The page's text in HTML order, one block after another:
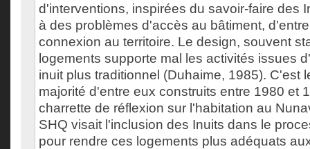
d'interventions, inspirées du savoir-faire des
à des problèmes d'accès au bâtiment,
connexion au territoire. Le design, souvent
logements supporte mal les activités issues
inuit plus traditionnel (Duhaime, 1985). C'est
majorité d'entre eux construits entre 1980 et
charrette de réflexion sur l'habitation au
SHQ visait l'inclusion des Inuits dans le
pour rendre ces logements plus adéquats